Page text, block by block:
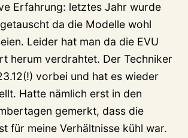
Erfahrung: letztes Jahr wurde
da die Modelle wohl
Leider hat man da die EVU
herum verdrahtet. Der Techniker
vorbei und hat es wieder
Hatte nämlich erst in den
gemerkt, dass die
für meine Verhältnisse kühl war.